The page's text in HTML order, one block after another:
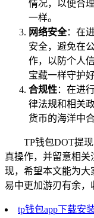
情况，以便合
一样。
网络安全：在
安全，避免在
作，以防个人
宝藏一样守护
合规性：在进
律法规和相关
货币的海洋中
TP钱包DOT提
真操作，并留意相
现，希望本文能为大
易中更加游刃有余，
tp钱包app下载安